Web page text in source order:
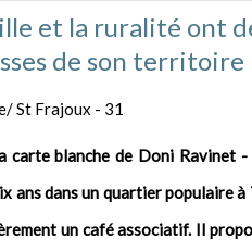
et la ruralité ont
de son territoire
St Frajoux - 31
carte blanche de Doni Ravinet
ans dans un quartier populaire
un café associatif. Il